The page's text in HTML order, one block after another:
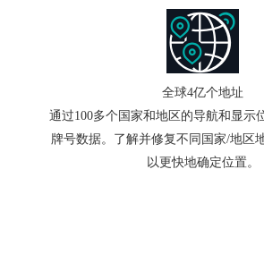
全球4亿个地址
通过100多个国家和地区的导航和显示
牌号数据。了解并修复不同国家/地区
以更快地确定位置。